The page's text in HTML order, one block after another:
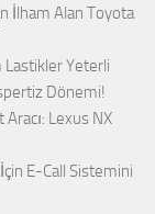
İlham Alan Toyota
Yeterli
Dönemi!
Lexus NX
E-Call Sistemini